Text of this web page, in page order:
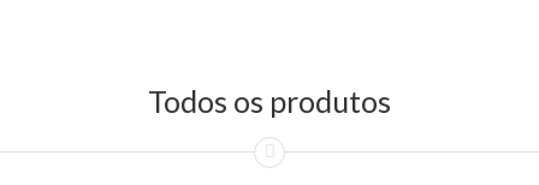
Todos os produtos